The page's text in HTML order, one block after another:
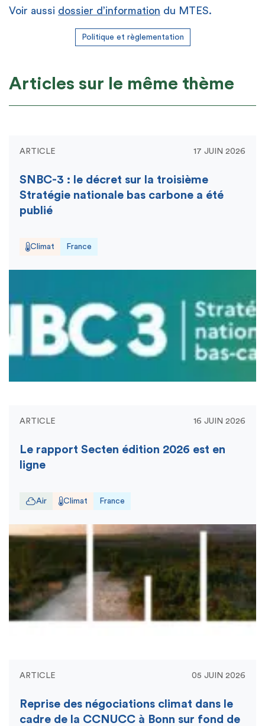
Voir aussi dossier d’information du MTES.
Politique et règlementation
Articles sur le même thème
ARTICLE 17 JUIN 2026
SNBC-3 : le décret sur la troisième
Stratégie nationale bas carbone a été
publié
Climat France
ARTICLE 16 JUIN 2026
Le rapport Secten édition 2026 est en
ligne
Air Climat France
ARTICLE 05 JUIN 2026
Reprise des négociations climat dans le
cadre de la CCNUCC à Bonn sur fond de